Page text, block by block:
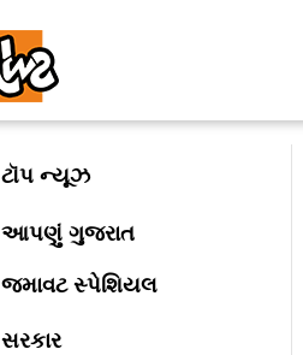
ટૉપ ન્યૂઝ
આપણું ગુજરાત
જમાવટ સ્પેશિયલ
સરકાર